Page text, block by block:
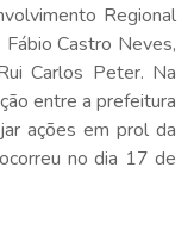
Regional
Castro Neves,
Carlos Peter. Na
entre a prefeitura
ações em prol da
no dia 17 de